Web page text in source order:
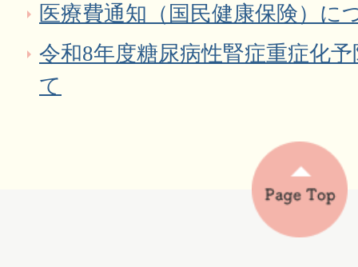
医療費通知（国民健康保険）に
令和8年度糖尿病性腎症重症化
て